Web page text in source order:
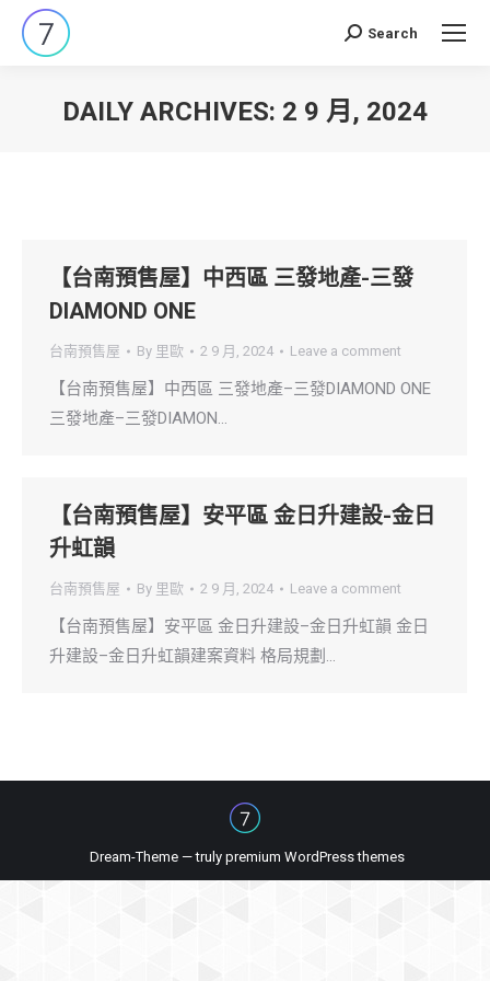
Search:
Search
DAILY ARCHIVES: 2 9 月, 2024
【台南預售屋】中西區 三發地產-三發
DIAMOND ONE
台南預售屋 By 里歐 2 9 月, 2024 Leave a comment
【台南預售屋】中西區 三發地產–三發DIAMOND ONE
三發地產–三發DIAMON…
【台南預售屋】安平區 金日升建設-金日
升虹韻
台南預售屋 By 里歐 2 9 月, 2024 Leave a comment
【台南預售屋】安平區 金日升建設–金日升虹韻 金日
升建設–金日升虹韻建案資料 格局規劃…
Dream-Theme — truly premium WordPress themes